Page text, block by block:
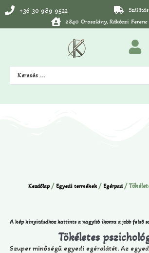
+36 30 989 9522
2840 Oroszlány, Rákóczi
Kezdőlap/ Egyedi termékek/ Egérpad/
A kép kinyitásához kattints a nagyító ikonra a jobb felső
Tökéletes
Szuper minőségű egyedi egéralátét. Az